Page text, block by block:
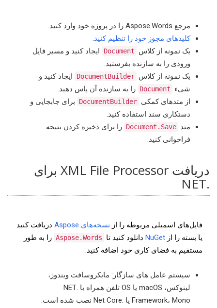
مرجع Aspose.Words را در پروژه خود وارد کنید.
کلیدهای مجوز خود را تنظیم کنید.
یک نمونه از کلاس
Document
ایجاد کنید و مسیر فایل
ورودی را به سازنده بفرستید.
یک نمونه از کلاس DocumentBuilder
ایجاد کنید و
شیء
Document را به سازنده آن پاس دهید.
از متدهای کمکی DocumentBuilder
برای جابجایی و
دستکاری سند استفاده کنید.
متد Document.Save را برای ذخیره کردن نتیجه
فراخوانی کنید.
دریافت XML File Processor برای
.NET
فایل‌های اسمبلی مربوطه را از نسخه‌های Aspose
دریافت کنید
یا بسته را از NuGet دانلود کنید تا Aspose.Words را به طور
مستقیم به فضای کاری خود اضافه کنید.
سیستم عامل های سازگار: مایکروسافت ویندوز،
لینوکس، macOS یا OS تلفن همراه با .NET
Framework، Mono یا .Net Core نصب شده است.